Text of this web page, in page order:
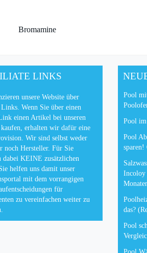
Bromamine
LINKS
unsere Website über
Wenn Sie über einen
einen Artikel bei unseren
erhalten wir dafür eine
Wir sind selbst weder
noch Hersteller. Für Sie
dabei KEINE zusätzlichen
helfen uns damit unser
mit dem vorrangigen
für
zu vereinfachen weiter zu
Pool
Pool
Pool
sparen!
Incoloy
das?
Pool